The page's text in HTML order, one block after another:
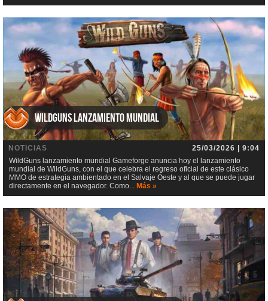
WildGuns lanzamiento mundial
NOTICIAS
25/03/2026 | 9:04
WildGuns lanzamiento mundial Gameforge anuncia hoy el lanzamiento
mundial de WildGuns, con el que celebra el regreso oficial de este clásico
MMO de estrategia ambientado en el Salvaje Oeste y al que se puede jugar
directamente en el navegador. Como... Más »